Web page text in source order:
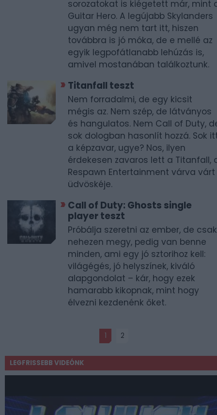
sorozatokat is kiégetett már, mint
Guitar Hero. A legújabb Skylanders
ugyan még nem tart itt, hiszen
továbbra is jó móka, de e mellé az
egyik legpofátlanabb lehúzás is,
amivel mostanában találkoztunk.
Titanfall teszt
Nem forradalmi, de egy kicsit
mégis az. Nem szép, de látványos
és hangulatos. Nem Call of Duty,
sok dologban hasonlít hozzá. Sok
a képzavar, ugye? Nos, ilyen
érdekesen zavaros lett a Titanfall,
Respawn Entertainment várva várt
üdvöskéje.
Call of Duty: Ghosts single
player teszt
Próbálja szeretni az ember, de csak
nehezen megy, pedig van benne
minden, ami egy jó sztorihoz kell:
világégés, jó helyszínek, kiváló
alapgondolat – kár, hogy ezek
hamarabb kikopnak, mint hogy
élvezni kezdenénk őket.
1 2
LEGFRISSEBB VIDEÓNK